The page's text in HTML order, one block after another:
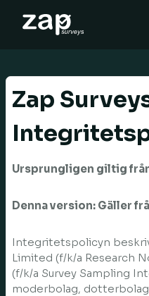
EN
Zap
Ursprungligen giltig
Denna version: Gäller
Integritetspolicyn
Limited (f/k/a Research
(f/k/a Survey Sampling
moderbolag,